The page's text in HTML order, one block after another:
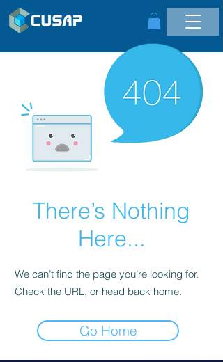
There’s Nothing
Here...
We can’t find the page you’re looking for.
Check the URL, or head back home.
Go Home